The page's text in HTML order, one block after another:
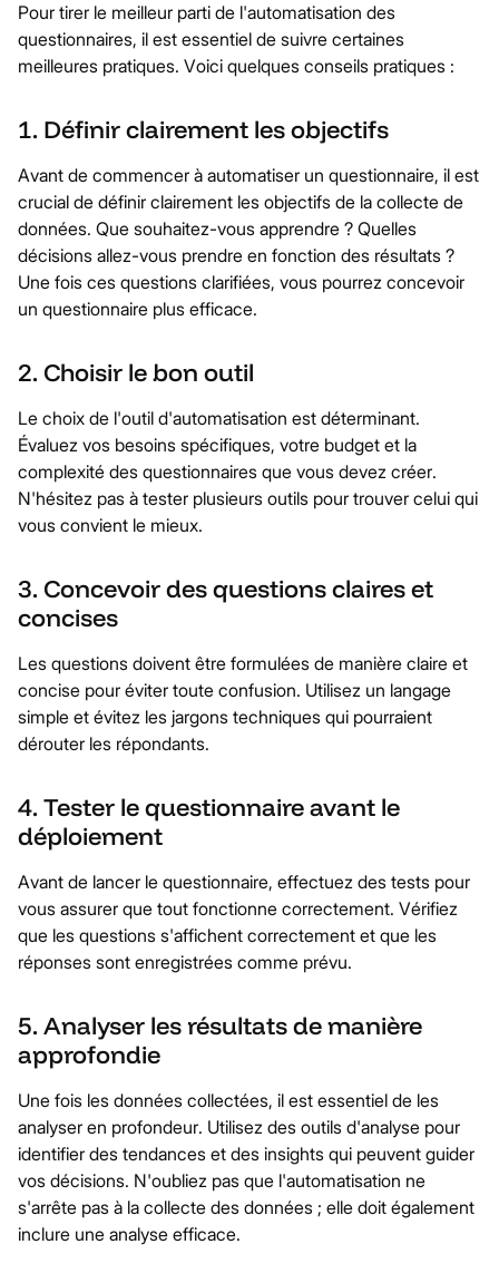
Pour tirer le meilleur parti de l'automatisation des
questionnaires, il est essentiel de suivre certaines
meilleures pratiques. Voici quelques conseils pratiques :
1. Définir clairement les objectifs
Avant de commencer à automatiser un questionnaire, il est
crucial de définir clairement les objectifs de la collecte de
données. Que souhaitez-vous apprendre ? Quelles
décisions allez-vous prendre en fonction des résultats ?
Une fois ces questions clarifiées, vous pourrez concevoir
un questionnaire plus efficace.
2. Choisir le bon outil
Le choix de l'outil d'automatisation est déterminant.
Évaluez vos besoins spécifiques, votre budget et la
complexité des questionnaires que vous devez créer.
N'hésitez pas à tester plusieurs outils pour trouver celui qui
vous convient le mieux.
3. Concevoir des questions claires et
concises
Les questions doivent être formulées de manière claire et
concise pour éviter toute confusion. Utilisez un langage
simple et évitez les jargons techniques qui pourraient
dérouter les répondants.
4. Tester le questionnaire avant le
déploiement
Avant de lancer le questionnaire, effectuez des tests pour
vous assurer que tout fonctionne correctement. Vérifiez
que les questions s'affichent correctement et que les
réponses sont enregistrées comme prévu.
5. Analyser les résultats de manière
approfondie
Une fois les données collectées, il est essentiel de les
analyser en profondeur. Utilisez des outils d'analyse pour
identifier des tendances et des insights qui peuvent guider
vos décisions. N'oubliez pas que l'automatisation ne
s'arrête pas à la collecte des données ; elle doit également
inclure une analyse efficace.